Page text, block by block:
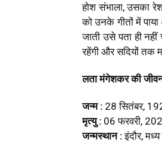
होश संभाला, उसका
को उनके गीतों में
जाती उसे पता ही
रहेंगी और सदियों तक
लता मंगेशकर की जीवन
जन्म : 28 सितंबर,
मृत्यु : 06 फरवरी,
जन्मस्थान :इंदौर,